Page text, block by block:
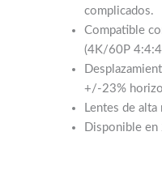
complicados.
Compatible
(4K/60P
+/-23%
Lentes de
Disponible